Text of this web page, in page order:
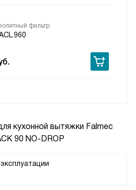
кухонной вытяжки Falmec
90 NO-DROP
фильтр